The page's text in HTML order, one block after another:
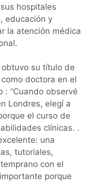
hospitales
educación y
la atención médica
su título de
doctora en el
: “Cuando observé
Londres, elegí a
el curso de
clínicas. .
una
tutoriales,
con el
porque